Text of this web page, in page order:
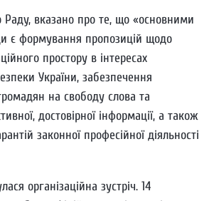
Раду, вказано про те, що «основними
є формування пропозицій щодо
простору в інтересах
України, забезпечення
на свободу слова та
достовірної інформації, а також
законної професійної діяльності
організаційна зустріч. 14